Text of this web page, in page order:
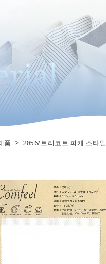
rial
품 > 2856/트리코트 피케 스타일